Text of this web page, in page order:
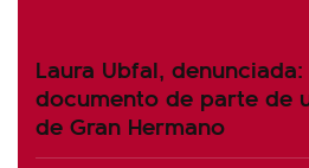
Laura Ubfal,
documento de parte de
de Gran Hermano